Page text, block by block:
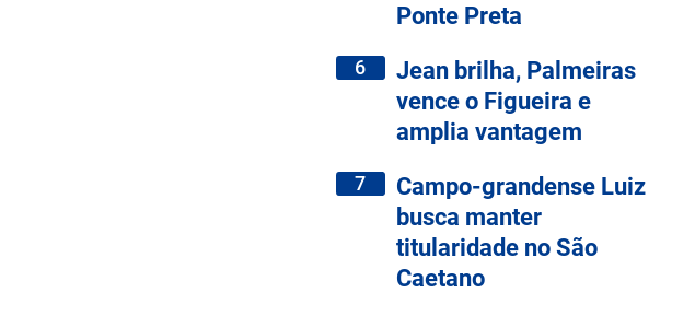
Ponte Preta
6
Jean brilha, Palmeiras
vence o Figueira e
amplia vantagem
7
Campo-grandense Luiz
busca manter
titularidade no São
Caetano